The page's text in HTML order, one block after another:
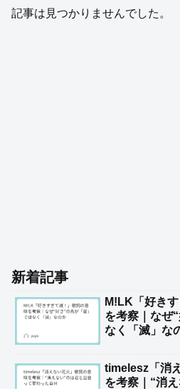
記事は見つかりませんでした。
新着記事
M!LK「好き
を考察｜なぜ
なく「滅」な
timelesz「消
を考察｜“消